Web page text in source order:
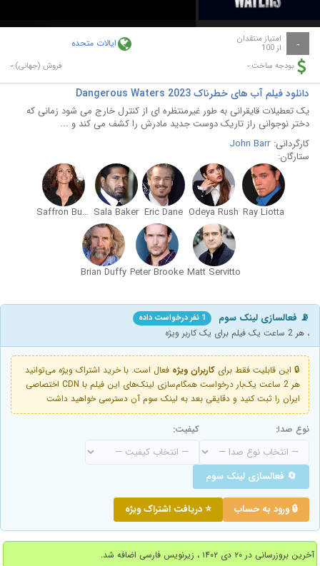
Video
- امتیاز منتقدان
از 100 ایالات متحده
بودجه ساخت:- فروش (جهانی):-
دانلود فیلم آب های خطرناک Dangerous Waters 2023
یک تعطیلات قایقرانی به طور غیرمنتظره ای از کنترل خارج می شود زمانی که
دختر نوجوانی راز تاریک دوست جدید مادرش را کشف می کند و ...
کارگردانی: John Barr
ستارگان:
Ray Liotta
Odeya Rush
Eric Dane
Sala Baker
Saffron Burrows
Matt Servitto
Peter Brooke
Brian Duffy
📡 فعالسازی لینک سوم 1 نفر درخواست داده
، هر 2 ساعت یک فیلم برای یک کاربر ویژه
🔒 این قابلیت فقط برای کاربران ویژه فعال است. با خرید اشتراک ویژه می‌توانید
هر 2 ساعت یک‌بار درخواست همگام‌سازی لینک‌های این فیلم با CDN اختصاصی
ایران را ثبت کنید و دقایقی بعد به لینک سوم آن دسترسی خواهید داشت
نوع صدا: کیفیت:
🔄 فعالسازی لینک سوم
🔒 ورود به حساب ⭐ دریافت اشتراک ویژه
آخرین بروزرسانی در ۲۰ دی ۱۴۰۲ ، زیرنویس فارسی اضافه شد.